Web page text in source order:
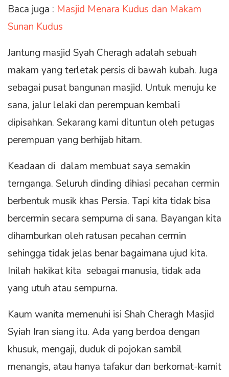
Baca juga : Masjid Menara Kudus dan Makam
Sunan Kudus
Jantung masjid Syah Cheragh adalah sebuah
makam yang terletak persis di bawah kubah. Juga
sebagai pusat bangunan masjid. Untuk menuju ke
sana, jalur lelaki dan perempuan kembali
dipisahkan. Sekarang kami dituntun oleh petugas
perempuan yang berhijab hitam.
Keadaan di dalam membuat saya semakin
ternganga. Seluruh dinding dihiasi pecahan cermin
berbentuk musik khas Persia. Tapi kita tidak bisa
bercermin secara sempurna di sana. Bayangan kita
dihamburkan oleh ratusan pecahan cermin
sehingga tidak jelas benar bagaimana ujud kita.
Inilah hakikat kita sebagai manusia, tidak ada
yang utuh atau sempurna.
Kaum wanita memenuhi isi Shah Cheragh Masjid
Syiah Iran siang itu. Ada yang berdoa dengan
khusuk, mengaji, duduk di pojokan sambil
menangis, atau hanya tafakur dan berkomat-kamit